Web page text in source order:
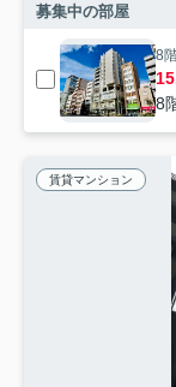
募集中の部屋
8
8
賃貸マンション